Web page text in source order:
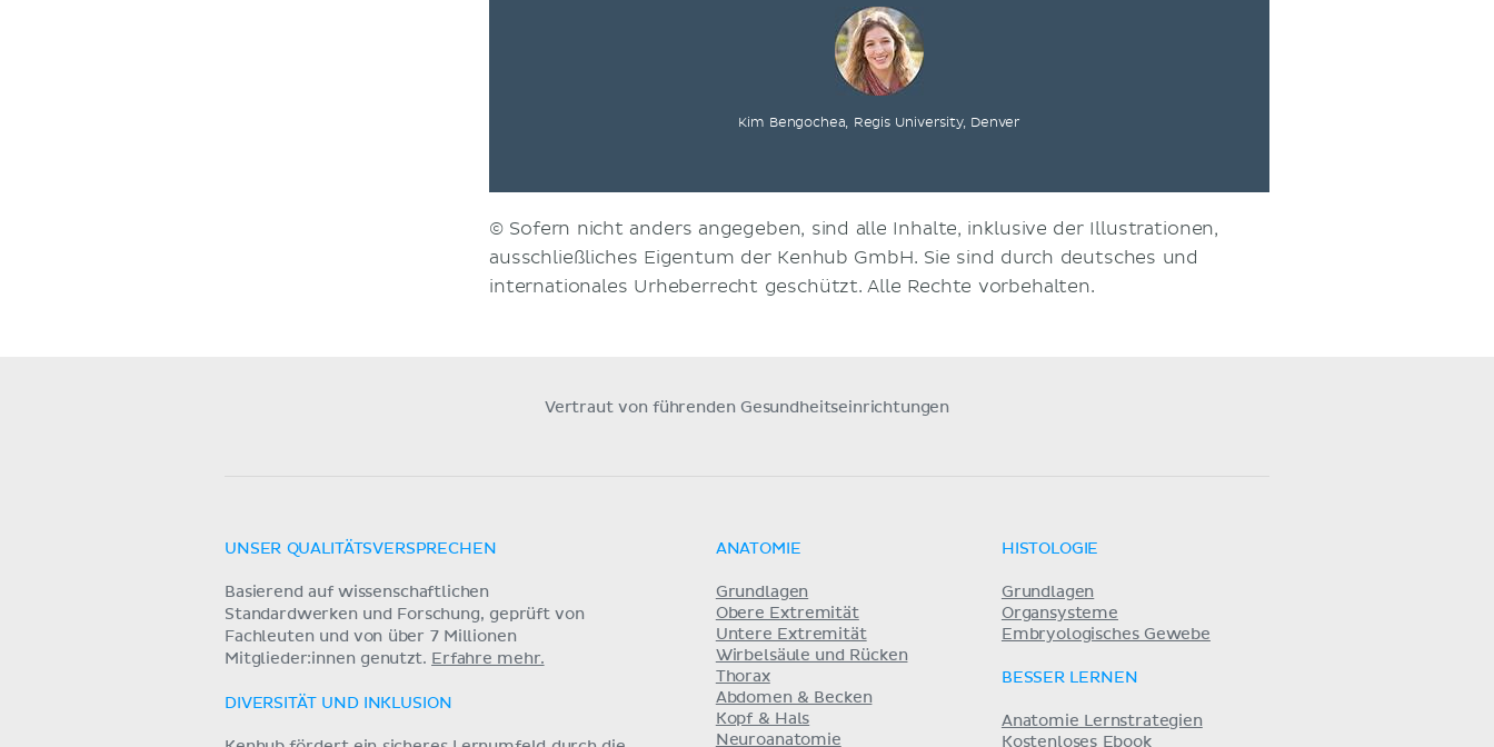
Kim Bengochea, Regis University, Denver
© Sofern nicht anders angegeben, sind alle Inhalte, inklusive der Illustrationen,
ausschließliches Eigentum der Kenhub GmbH. Sie sind durch deutsches und
internationales Urheberrecht geschützt. Alle Rechte vorbehalten.
Vertraut von führenden Gesundheitseinrichtungen
UNSER QUALITÄTSVERSPRECHEN
Basierend auf wissenschaftlichen
Standardwerken und Forschung, geprüft von
Fachleuten und von über 7 Millionen
Mitglieder:innen genutzt. Erfahre mehr.
DIVERSITÄT UND INKLUSION
ANATOMIE
Grundlagen
Obere Extremität
Untere Extremität
Wirbelsäule und Rücken
Thorax
Abdomen & Becken
Kopf & Hals
Neuroanatomie
HISTOLOGIE
Grundlagen
Organsysteme
Embryologisches Gewebe
BESSER LERNEN
Anatomie Lernstrategien
Kostenloses Ebook